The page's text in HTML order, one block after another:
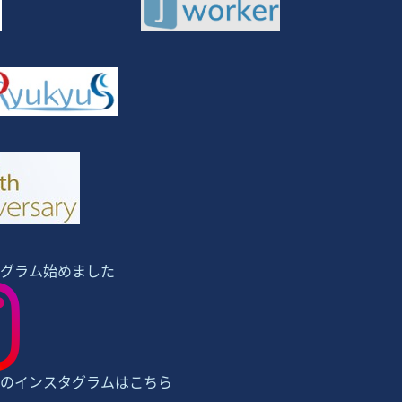
ラム始めました
インスタグラムはこちら